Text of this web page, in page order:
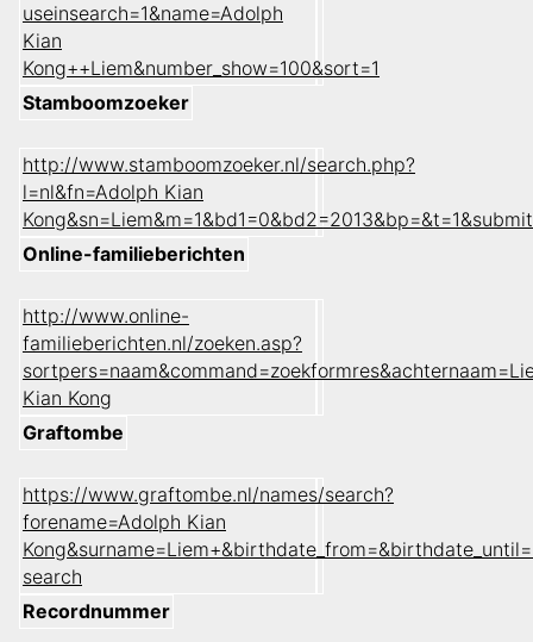
useinsearch=1&name=Adolph
Kian
Kong++Liem&number_show=100&sort=1
Stamboomzoeker
http://www.stamboomzoeker.nl/search.php?
l=nl&fn=Adolph Kian
Online-familieberichten
http://www.online-
familieberichten.nl/zoeken.asp?
Kian Kong
Graftombe
https://www.graftombe.nl/names/search?
forename=Adolph Kian
search
Recordnummer